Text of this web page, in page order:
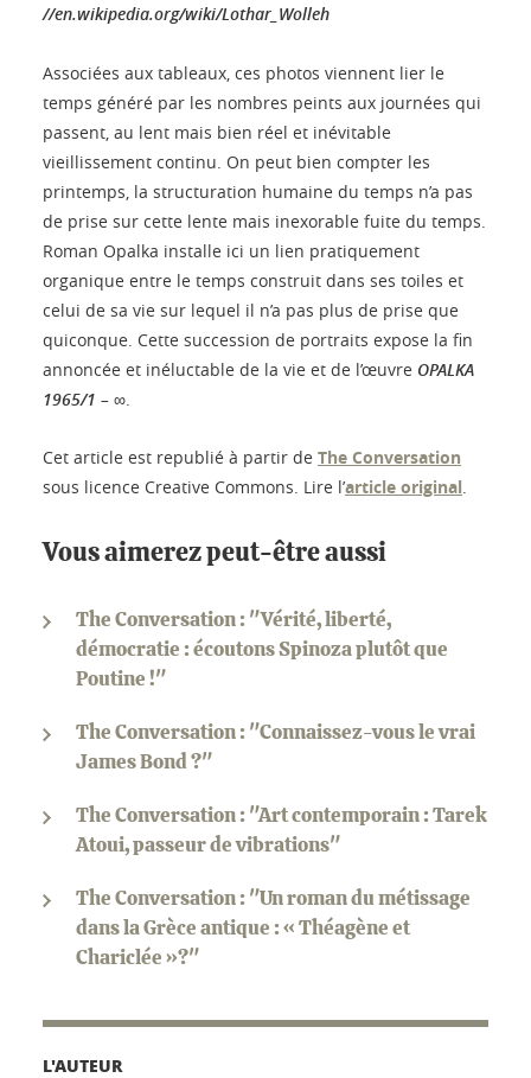
//en.wikipedia.org/wiki/Lothar_Wolleh
Associées aux tableaux, ces photos viennent lier le
temps généré par les nombres peints aux journées qui
passent, au lent mais bien réel et inévitable
vieillissement continu. On peut bien compter les
printemps, la structuration humaine du temps n’a pas
de prise sur cette lente mais inexorable fuite du temps.
Roman Opalka installe ici un lien pratiquement
organique entre le temps construit dans ses toiles et
celui de sa vie sur lequel il n’a pas plus de prise que
quiconque. Cette succession de portraits expose la fin
annoncée et inéluctable de la vie et de l’œuvre OPALKA
1965/1 – ∞.
Cet article est republié à partir de The Conversation
sous licence Creative Commons. Lire l’article original.
Vous aimerez peut-être aussi
The Conversation : "Vérité, liberté,
démocratie : écoutons Spinoza plutôt que
Poutine !"
The Conversation : "Connaissez-vous le vrai
James Bond ?"
The Conversation : "Art contemporain : Tarek
Atoui, passeur de vibrations"
The Conversation : "Un roman du métissage
dans la Grèce antique : « Théagène et
Chariclée »?"
L'AUTEUR